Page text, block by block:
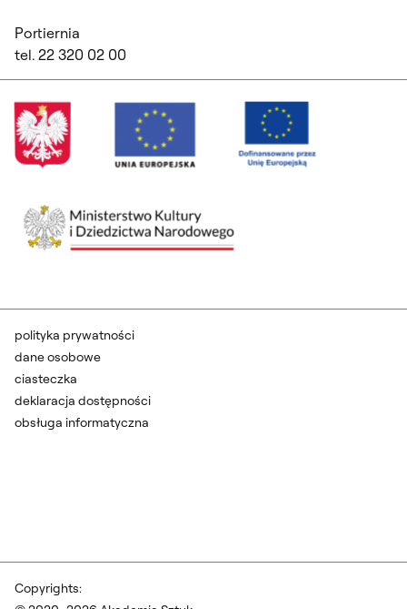
Portiernia
tel. 22 320 02 00
Copyrights:
polityka prywatności
dane osobowe
ciasteczka
deklaracja dostępności
obsługa informatyczna